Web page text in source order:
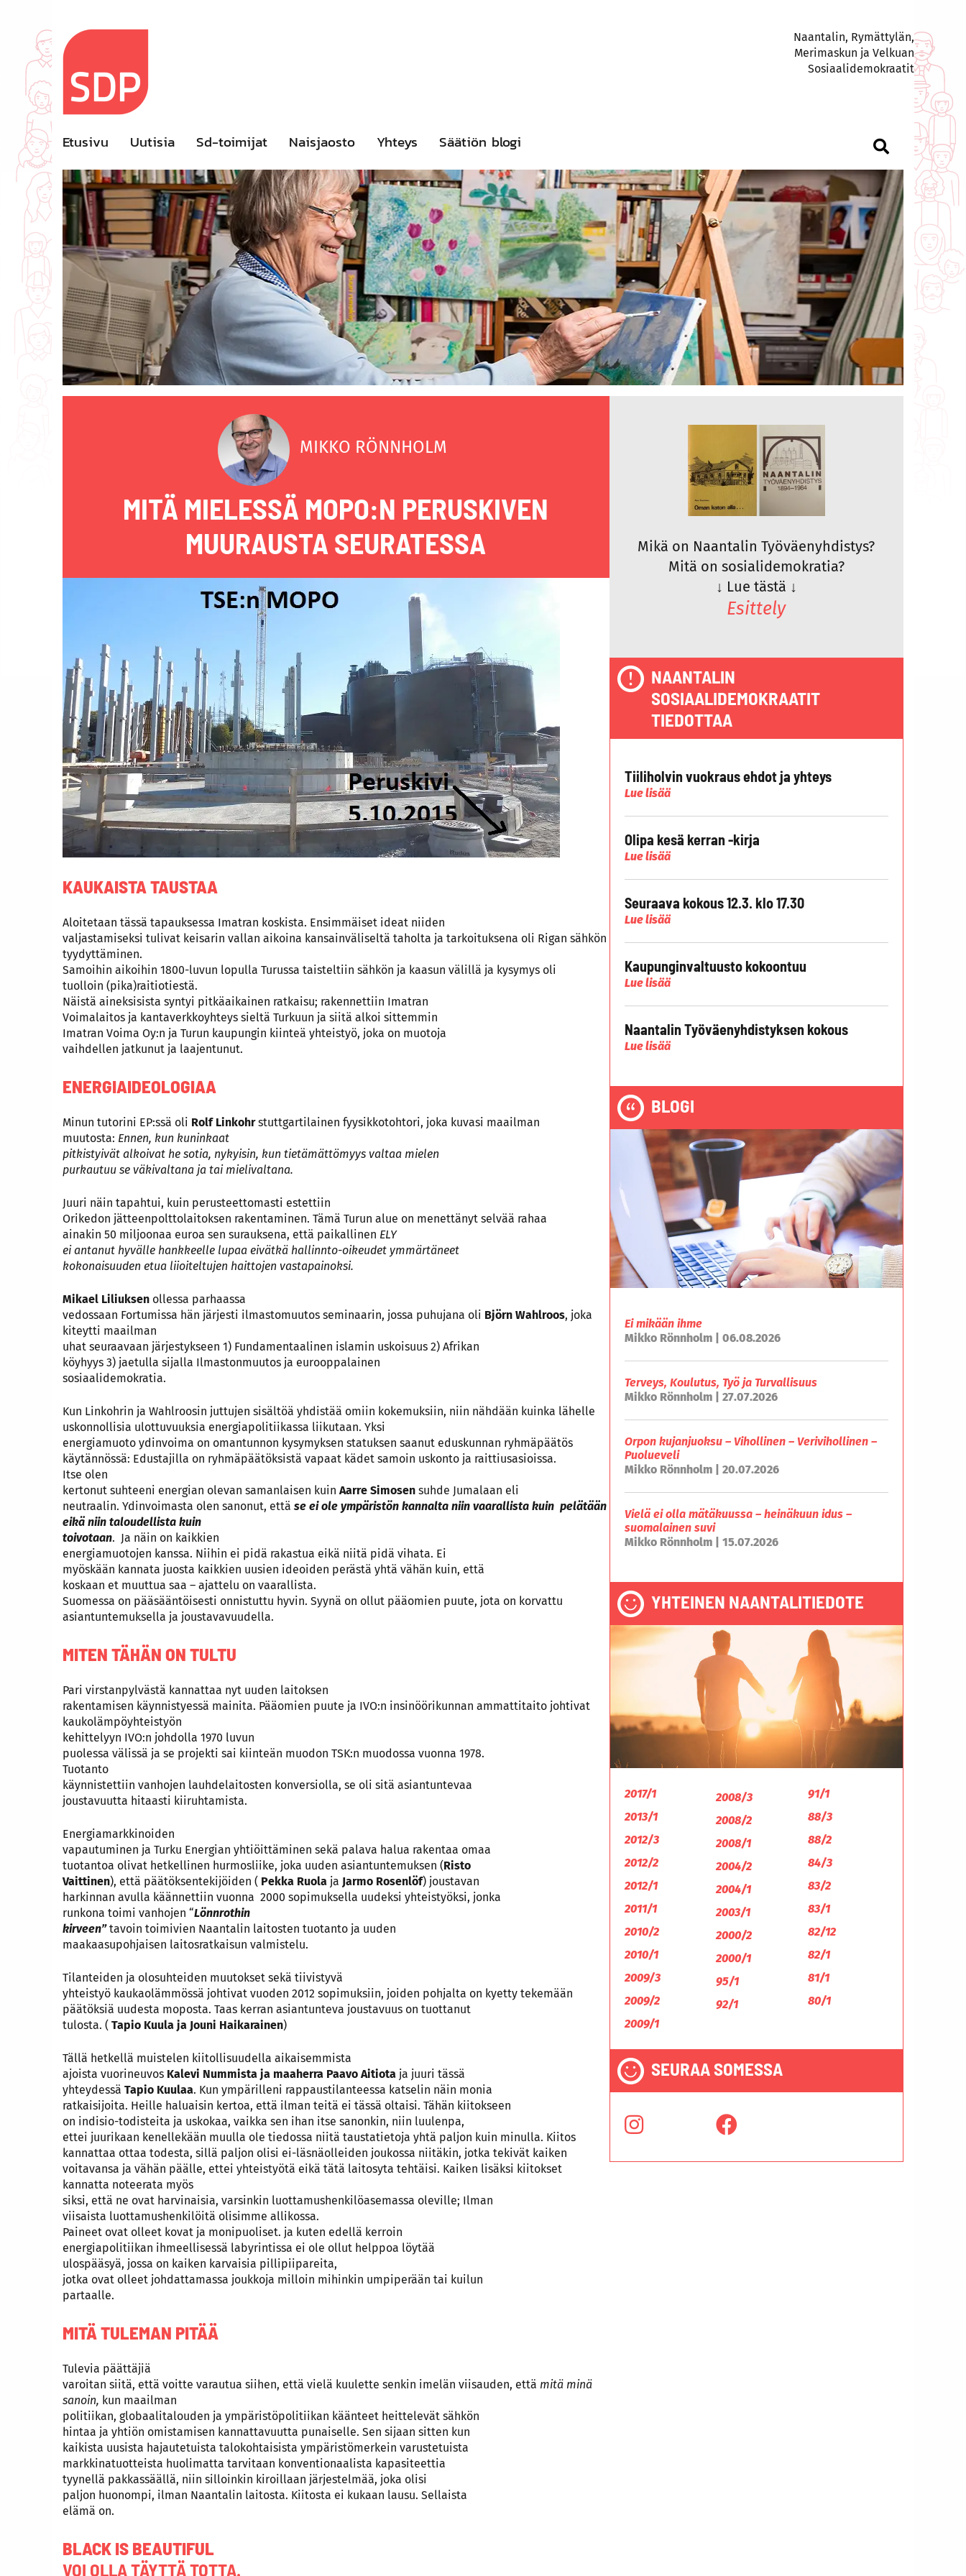
content
Naantalin, Rymättylän,
Merimaskun ja Velkuan
Sosiaalidemokraatit
Etusivu Uutisia Sd-toimijat Naisjaosto Yhteys Säätiön blogi
MIKKO RÖNNHOLM
MITÄ MIELESSÄ MOPO:N PERUSKIVEN
MUURAUSTA SEURATESSA
KAUKAISTA TAUSTAA
Aloitetaan tässä tapauksessa Imatran koskista. Ensimmäiset ideat niiden
valjastamiseksi tulivat keisarin vallan aikoina kansainväliseltä taholta ja tarkoituksena oli Rigan sähkön
tyydyttäminen.
Samoihin aikoihin 1800-luvun lopulla Turussa taisteltiin sähkön ja kaasun välillä ja kysymys oli
tuolloin (pika)raitiotiestä.
Näistä aineksisista syntyi pitkäaikainen ratkaisu; rakennettiin Imatran
Voimalaitos ja kantaverkkoyhteys sieltä Turkuun ja siitä alkoi sittemmin
Imatran Voima Oy:n ja Turun kaupungin kiinteä yhteistyö, joka on muotoja
vaihdellen jatkunut ja laajentunut.
ENERGIAIDEOLOGIAA
Minun tutorini EP:ssä oli Rolf Linkohrstuttgartilainen fyysikkotohtori, joka kuvasi maailman
muutosta: Ennen, kun kuninkaat
pitkistyivät alkoivat he sotia, nykyisin, kun tietämättömyys valtaa mielen
purkautuu se väkivaltana ja tai mielivaltana.
Juuri näin tapahtui, kuin perusteettomasti estettiin
Orikedon jätteenpolttolaitoksen rakentaminen. Tämä Turun alue on menettänyt selvää rahaa
ainakin 50 miljoonaa euroa sen surauksena, että paikallinen ELY
ei antanut hyvälle hankkeelle lupaa eivätkä hallinnto-oikeudet ymmärtäneet
kokonaisuuden etua liioiteltujen haittojen vastapainoksi.
Mikael Liliuksen ollessa parhaassa
vedossaan Fortumissa hän järjesti ilmastomuutos seminaarin, jossa puhujana oli Björn Wahlroos, joka
kiteytti maailman
uhat seuraavaan järjestykseen 1) Fundamentaalinen islamin uskoisuus 2) Afrikan
köyhyys 3) jaetulla sijalla Ilmastonmuutos ja eurooppalainen
sosiaalidemokratia.
Kun Linkohrin ja Wahlroosin juttujen sisältöä yhdistää omiin kokemuksiin, niin nähdään kuinka lähelle
uskonnollisia ulottuvuuksia energiapolitiikassa liikutaan. Yksi
energiamuoto ydinvoima on omantunnon kysymyksen statuksen saanut eduskunnan ryhmäpäätös
käytännössä: Edustajilla on ryhmäpäätöksistä vapaat kädet samoin uskonto ja raittiusasioissa.
Itse olen
kertonut suhteeni energian olevan samanlaisen kuin Aarre Simosen suhde Jumalaan eli
neutraalin. Ydinvoimasta olen sanonut, että se ei ole ympäristön kannalta niin vaarallista kuin pelätään
eikä niin taloudellista kuin
toivotaan. Ja näin on kaikkien
energiamuotojen kanssa. Niihin ei pidä rakastua eikä niitä pidä vihata. Ei
myöskään kannata juosta kaikkien uusien ideoiden perästä yhtä vähän kuin, että
koskaan et muuttua saa – ajattelu on vaarallista.
Suomessa on pääsääntöisesti onnistuttu hyvin. Syynä on ollut pääomien puute, jota on korvattu
asiantuntemuksella ja joustavavuudella.
MITEN TÄHÄN ON TULTU
Pari virstanpylvästä kannattaa nyt uuden laitoksen
rakentamisen käynnistyessä mainita. Pääomien puute ja IVO:n insinöörikunnan ammattitaito johtivat
kaukolämpöyhteistyön
kehittelyyn IVO:n johdolla 1970 luvun
puolessa välissä ja se projekti sai kiinteän muodon TSK:n muodossa vuonna 1978.
Tuotanto
käynnistettiin vanhojen lauhdelaitosten konversiolla, se oli sitä asiantuntevaa
joustavuutta hitaasti kiiruhtamista.
Energiamarkkinoiden
vapautuminen ja Turku Energian yhtiöittäminen sekä palava halua rakentaa omaa
tuotantoa olivat hetkellinen hurmosliike, joka uuden asiantuntemuksen (Risto
Vaittinen), että päätöksentekijöiden ( Pekka Ruola ja Jarmo Rosenlöf) joustavan
harkinnan avulla käännettiin vuonna 2000 sopimuksella uudeksi yhteistyöksi, jonka
runkona toimi vanhojen “Lönnrothin
kirveen”tavoin toimivien Naantalin laitosten tuotanto ja uuden
maakaasupohjaisen laitosratkaisun valmistelu.
Tilanteiden ja olosuhteiden muutokset sekä tiivistyvä
yhteistyö kaukaolämmössä johtivat vuoden 2012 sopimuksiin, joiden pohjalta on kyetty tekemään
päätöksiä uudesta moposta. Taas kerran asiantunteva joustavuus on tuottanut
tulosta. ( Tapio Kuula ja Jouni Haikarainen)
Tällä hetkellä muistelen kiitollisuudella aikaisemmista
ajoista vuorineuvos Kalevi Nummista ja maaherra Paavo Aitiota ja juuri tässä
yhteydessä Tapio Kuulaa. Kun ympärilleni rappaustilanteessa katselin näin monia
ratkaisijoita. Heille haluaisin kertoa, että ilman teitä ei tässä oltaisi. Tähän kiitokseen
on indisio-todisteita ja uskokaa, vaikka sen ihan itse sanonkin, niin luulenpa,
ettei juurikaan kenellekään muulla ole tiedossa niitä taustatietoja yhtä paljon kuin minulla. Kiitos
kannattaa ottaa todesta, sillä paljon olisi ei-läsnäolleiden joukossa niitäkin, jotka tekivät kaiken
voitavansa ja vähän päälle, ettei yhteistyötä eikä tätä laitosyta tehtäisi. Kaiken lisäksi kiitokset
kannatta noteerata myös
siksi, että ne ovat harvinaisia, varsinkin luottamushenkilöasemassa oleville; Ilman
viisaista luottamushenkilöitä olisimme allikossa.
Paineet ovat olleet kovat ja monipuoliset. ja kuten edellä kerroin
energiapolitiikan ihmeellisessä labyrintissa ei ole ollut helppoa löytää
ulospääsyä, jossa on kaiken karvaisia pillipiipareita,
jotka ovat olleet johdattamassa joukkoja milloin mihinkin umpiperään tai kuilun
partaalle.
MITÄ TULEMAN PITÄÄ
Tulevia päättäjiä
varoitan siitä, että voitte varautua siihen, että vielä kuulette senkin imelän viisauden, että mitä minä
sanoin, kun maailman
politiikan, globaalitalouden ja ympäristöpolitiikan käänteet heittelevät sähkön
hintaa ja yhtiön omistamisen kannattavuutta punaiselle. Sen sijaan sitten kun
kaikista uusista hajautetuista talokohtaisista ympäristömerkein varustetuista
markkinatuotteista huolimatta tarvitaan konventionaalista kapasiteettia
tyynellä pakkassäällä, niin silloinkin kiroillaan järjestelmää, joka olisi
paljon huonompi, ilman Naantalin laitosta. Kiitosta ei kukaan lausu. Sellaista
elämä on.
BLACK IS BEAUTIFUL
VOI OLLA TÄYTTÄ TOTTA.
Mikä on Naantalin Työväenyhdistys?
Mitä on sosialidemokratia?
↓ Lue tästä ↓
Esittely
NAANTALIN
SOSIAALIDEMOKRAATIT
TIEDOTTAA
Tiiliholvin vuokraus ehdot ja yhteys
Lue lisää
Olipa kesä kerran -kirja
Lue lisää
Seuraava kokous 12.3. klo 17.30
Lue lisää
Kaupunginvaltuusto kokoontuu
Lue lisää
Naantalin Työväenyhdistyksen kokous
Lue lisää
BLOGI
Ei mikään ihme
Mikko Rönnholm | 06.08.2026
Terveys, Koulutus, Työ ja Turvallisuus
Mikko Rönnholm | 27.07.2026
Orpon kujanjuoksu – Vihollinen – Verivihollinen –
Puolueveli
Mikko Rönnholm | 20.07.2026
Vielä ei olla mätäkuussa – heinäkuun idus –
suomalainen suvi
Mikko Rönnholm | 15.07.2026
YHTEINEN NAANTALITIEDOTE
2017/1
2013/1
2012/3
2012/2
2012/1
2011/1
2010/2
2010/1
2009/3
2009/2
2009/1
2008/3
2008/2
2008/1
2004/2
2004/1
2003/1
2000/2
2000/1
95/1
92/1
91/1
88/3
88/2
84/3
83/2
83/1
82/12
82/1
81/1
80/1
SEURAA SOMESSA